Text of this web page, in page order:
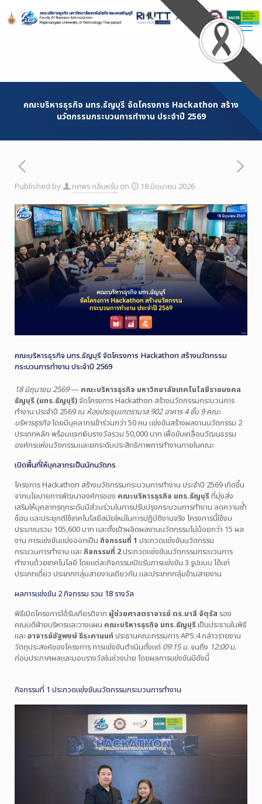
Content
คณะบริหารธุรกิจ มทร.ธัญบุรี จัดโครงการ Hackathon สร้าง
นวัตกรรมกระบวนการทำงาน ประจำปี 2569
Published by ทศพร กลิ่นหรั่น on 18 มิถุนายน 2026
คณะบริหารธุรกิจ มทร.ธัญบุรี จัดโครงการ Hackathon สร้างนวัตกรรม
กระบวนการทำงาน ประจำปี 2569
18 มิถุนายน 2569— คณะบริหารธุรกิจ มหาวิทยาลัยเทคโนโลยีราชมงคล
ธัญบุรี (มทร.ธัญบุรี)จัดโครงการ Hackathon สร้างนวัตกรรมกระบวนการ
ทำงาน ประจำปี 2569 ณ ห้องประชุมเภตรามาส 902 อาคาร 4 ชั้น 9 คณะ
บริหารธุรกิจโดยมีบุคลากรเข้าร่วมกว่า 50 คน แข่งขันสร้างผลงานนวัตกรรม 2
ประเภทหลัก พร้อมแจกเงินรางวัลรวม 50,000 บาท เพื่อขับเคลื่อนวัฒนธรรม
องค์กรแห่งนวัตกรรมและยกระดับประสิทธิภาพการทำงานภายในคณะ
เปิดพื้นที่ให้บุคลากรเป็นนักนวัตกร
โครงการ Hackathon สร้างนวัตกรรมกระบวนการทำงาน ประจำปี 2569 เกิดขึ้น
จากนโยบายการพัฒนาองค์กรของ คณะบริหารธุรกิจ มทร.ธัญบุรีที่มุ่งส่ง
เสริมให้บุคลากรทุกระดับมีส่วนร่วมในการปรับปรุงกระบวนการทำงาน ลดความซ้ำ
ซ้อน และประยุกต์ใช้เทคโนโลยีสมัยใหม่ในการปฏิบัติงานจริง โครงการนี้ใช้งบ
ประมาณรวม 105,600 บาท และตั้งเป้าผลิตผลงานนวัตกรรมไม่น้อยกว่า 15 ผล
งาน การแข่งขันแบ่งออกเป็น กิจกรรมที่ 1 ประกวดแข่งขันนวัตกรรม
กระบวนการทำงาน และ กิจกรรมที่ 2ประกวดแข่งขันนวัตกรรมกระบวนการ
ทำงานด้วยเทคโนโลยี โดยแต่ละกิจกรรมเปิดรับการแข่งขัน 3 รูปแบบ ได้แก่
ประเภทเดี่ยว ประเภทกลุ่มสายงานเดียวกัน และประเภทกลุ่มข้ามสายงาน
ผลการแข่งขัน 2 กิจกรรม รวม 18 รางวัล
พิธีเปิดโครงการได้รับเกียรติจาก ผู้ช่วยศาสตราจารย์ ดร.มาลี จัตุรัส รอง
คณบดีฝ่ายบริหารและวางแผน คณะบริหารธุรกิจ มทร.ธัญบุรีเป็นประธานในพิธี
และอาจารย์อัฐพงษ์ ธีระคานนท์ ประธานคณะกรรมการ AP5.4 กล่าวรายงาน
วัตถุประสงค์ของโครงการ การแข่งขันดำเนินตั้งแต่ 09:15 น.จนถึง 12:00 น.
ก่อนประกาศผลและมอบรางวัลในช่วงบ่าย โดยผลการแข่งขันมีดังนี้
กิจกรรมที่ 1 ประกวดแข่งขันนวัตกรรมกระบวนการทำงาน